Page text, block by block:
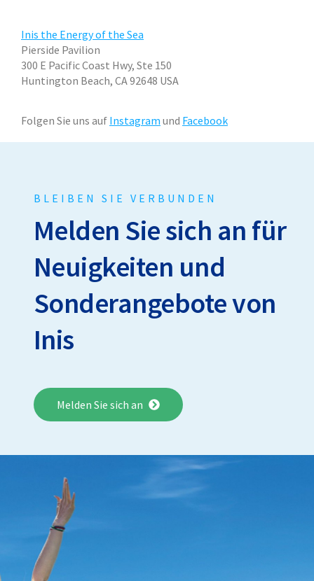
Inis the Energy of the Sea
Pierside Pavilion
300 E Pacific Coast Hwy, Ste 150
Huntington Beach, CA 92648 USA
Folgen Sie uns auf Instagram und Facebook
BLEIBEN SIE VERBUNDEN
Melden Sie sich an für
Neuigkeiten und
Sonderangebote von
Inis
Melden Sie sich an